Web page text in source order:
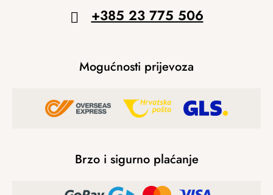
+385 23 775 506
Mogućnosti prijevoza
Brzo i sigurno plaćanje